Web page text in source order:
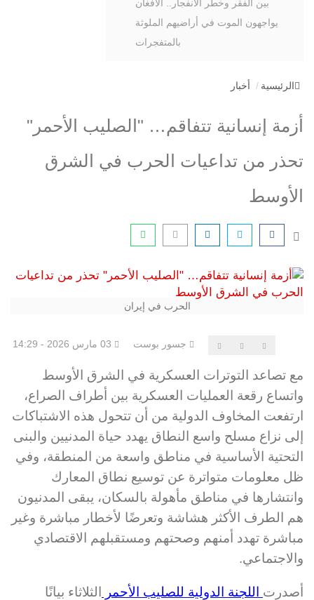
بين الفقر وخطر الانفجار.. الأفغان
يواجهون الموت في أراضيهم الملوثة
بالمتفجرات
الرئيسية أخبار
أزمة إنسانية تتفاقم… "الصليب الأحمر"
تحذر من تداعيات الحرب في الشرق
الأوسط
الحرب في إيران
جسور بوست
مع تصاعد التوترات العسكرية في الشرق الأوسط
واتساع رقعة العمليات العسكرية بين أطراف الصراع،
ارتفعت المخاوف الدولية من أن تتحول هذه الاشتباكات
إلى نزاع مسلح واسع النطاق يهدد حياة المدنيين والبنى
التحتية الأساسية في مناطق واسعة من المنطقة، وفي
ظل معلومات متواترة عن توسيع نطاق المعارك
وانتشارها في مناطق مأهولة بالسكان، يبقى المدنيون
هم الطرف الأكثر هشاشة وتعرضًا لأخطار مباشرة وغير
مباشرة تهدد أمنهم وصحتهم ومستقبلهم الاقتصادي
والاجتماعي.
أصدرت اللجنة الدولية للصليب الأحمر
الثلاثاء بيانًا